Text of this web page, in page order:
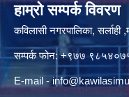
हाम्रो सम्पर्क विवरण
कविलासी नगरपालिका,
सम्पर्क फोन: +९७७
E-mail -